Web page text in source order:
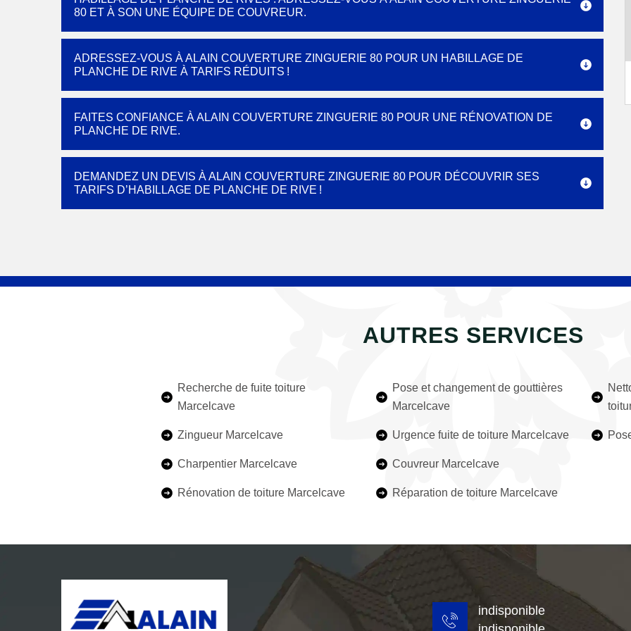
80 ET À SON UNE ÉQUIPE DE COUVREUR.
ADRESSEZ-VOUS À ALAIN COUVERTURE ZINGUERIE 80 POUR UN HABILLAGE DE
PLANCHE DE RIVE À TARIFS RÉDUITS !
FAITES CONFIANCE À ALAIN COUVERTURE ZINGUERIE 80 POUR UNE RÉNOVATION DE
PLANCHE DE RIVE.
DEMANDEZ UN DEVIS À ALAIN COUVERTURE ZINGUERIE 80 POUR DÉCOUVRIR SES
TARIFS D’HABILLAGE DE PLANCHE DE RIVE !
AUTRES SERVICES
Recherche de fuite toiture
Marcelcave
Zingueur Marcelcave
Charpentier Marcelcave
Rénovation de toiture Marcelcave
Pose et changement de gouttières
Marcelcave
Urgence fuite de toiture Marcelcave
Couvreur Marcelcave
Réparation de toiture Marcelcave
indisponible